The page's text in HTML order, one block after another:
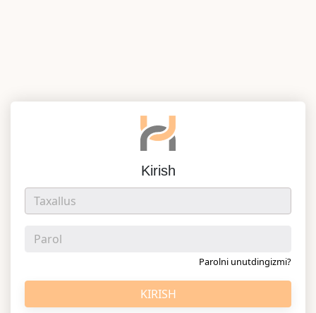
Kirish
Parolni unutdingizmi?
KIRISH